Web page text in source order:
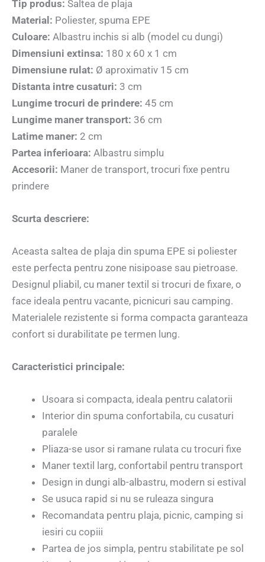
Tip produs: Saltea de plaja
Material: Poliester, spuma EPE
Culoare: Albastru inchis si alb (model cu dungi)
Dimensiuni extinsa: 180 x 60 x 1 cm
Dimensiune rulat: Ø aproximativ 15 cm
Distanta intre cusaturi: 3 cm
Lungime trocuri de prindere: 45 cm
Lungime maner transport: 36 cm
Latime maner: 2 cm
Partea inferioara: Albastru simplu
Accesorii: Maner de transport, trocuri fixe pentru
prindere
Scurta descriere:
Aceasta saltea de plaja din spuma EPE si poliester
este perfecta pentru zone nisipoase sau pietroase.
Designul pliabil, cu maner textil si trocuri de fixare, o
face ideala pentru vacante, picnicuri sau camping.
Materialele rezistente si forma compacta garanteaza
confort si durabilitate pe termen lung.
Caracteristici principale:
Usoara si compacta, ideala pentru calatorii
Interior din spuma confortabila, cu cusaturi
paralele
Pliaza-se usor si ramane rulata cu trocuri fixe
Maner textil larg, confortabil pentru transport
Design in dungi alb-albastru, modern si estival
Se usuca rapid si nu se ruleaza singura
Recomandata pentru plaja, picnic, camping si
iesiri cu copiii
Partea de jos simpla, pentru stabilitate pe sol